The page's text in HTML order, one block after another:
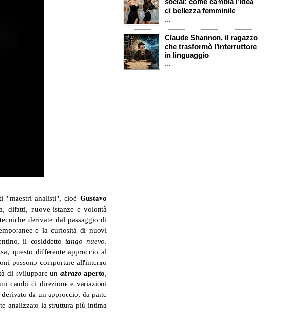
"maestri analisti", cioè Gustavo
difatti, nuove istanze e volontà
derivate dal passaggio di
e la curiosità di nuovi
il cosiddettotango nuevo.
questo differente approccio al
possono comportare all'interno
di sviluppare un abrazo aperto,
cambi di direzione e variazioni
da un approccio, da parte
analizzato la struttura più intima
social: come cambia l’idea
di bellezza femminile
...
Claude Shannon, il ragazzo
che trasformò l’interruttore
in linguaggio
...